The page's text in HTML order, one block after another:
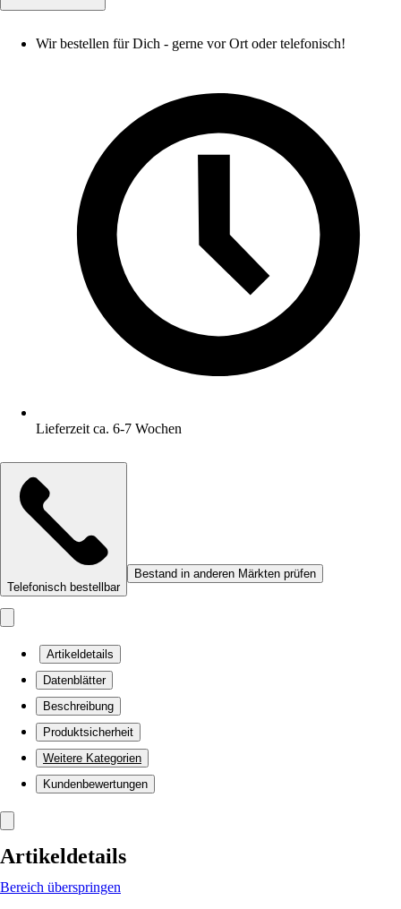
Wir bestellen für Dich - gerne vor Ort oder telefonisch!
Lieferzeit ca. 6-7 Wochen
Telefonisch bestellbar
Bestand in anderen Märkten prüfen
Artikeldetails
Datenblätter
Beschreibung
Produktsicherheit
Weitere Kategorien
Kundenbewertungen
Artikeldetails
Bereich überspringen